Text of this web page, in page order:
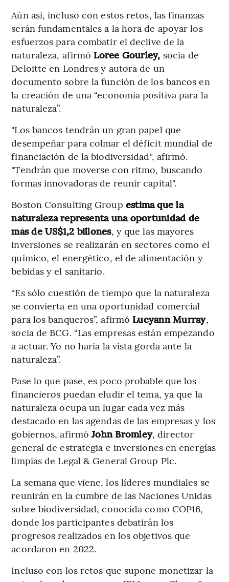
Aún así, incluso con estos retos, las finanzas
serán fundamentales a la hora de apoyar los
esfuerzos para combatir el declive de la
naturaleza, afirmó Loree Gourley, socia de
Deloitte en Londres y autora de un
documento sobre la función de los bancos en
la creación de una “economía positiva para la
naturaleza”.
"Los bancos tendrán un gran papel que
desempeñar para colmar el déficit mundial de
financiación de la biodiversidad", afirmó.
"Tendrán que moverse con ritmo, buscando
formas innovadoras de reunir capital".
Boston Consulting Group estima que la
naturaleza representa una oportunidad de
más de US$1,2 billones, y que las mayores
inversiones se realizarán en sectores como el
químico, el energético, el de alimentación y
bebidas y el sanitario.
“Es sólo cuestión de tiempo que la naturaleza
se convierta en una oportunidad comercial
para los banqueros”, afirmó Lucyann Murray,
socia de BCG. “Las empresas están empezando
a actuar. Yo no haría la vista gorda ante la
naturaleza”.
Pase lo que pase, es poco probable que los
financieros puedan eludir el tema, ya que la
naturaleza ocupa un lugar cada vez más
destacado en las agendas de las empresas y los
gobiernos, afirmóJohn Bromley, director
general de estrategia e inversiones en energías
limpias de Legal & General Group Plc.
La semana que viene, los líderes mundiales se
reunirán en la cumbre de las Naciones Unidas
sobre biodiversidad, conocida como COP16,
donde los participantes debatirán los
progresos realizados en los objetivos que
acordaron en 2022.
Incluso con los retos que supone monetizar la